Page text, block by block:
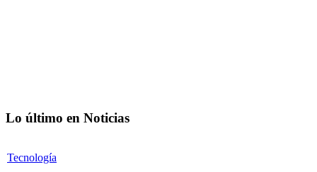
Lo último en Noticias
Tecnología